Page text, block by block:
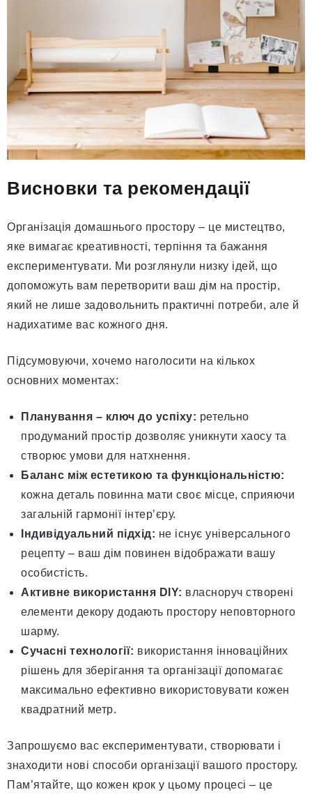
Висновки та рекомендації
Організація домашнього простору – це мистецтво,
яке вимагає креативності, терпіння та бажання
експериментувати. Ми розглянули низку ідей, що
допоможуть вам перетворити ваш дім на простір,
який не лише задовольнить практичні потреби, але й
надихатиме вас кожного дня.
Підсумовуючи, хочемо наголосити на кількох
основних моментах:
Планування – ключ до успіху: ретельно
продуманий простір дозволяє уникнути хаосу та
створює умови для натхнення.
Баланс між естетикою та функціональністю:
кожна деталь повинна мати своє місце, сприяючи
загальній гармонії інтер’єру.
Індивідуальний підхід: не існує універсального
рецепту – ваш дім повинен відображати вашу
особистість.
Активне використання DIY: власноруч створені
елементи декору додають простору неповторного
шарму.
Сучасні технології: використання інноваційних
рішень для зберігання та організації допомагає
максимально ефективно використовувати кожен
квадратний метр.
Запрошуємо вас експериментувати, створювати і
знаходити нові способи організації вашого простору.
Пам’ятайте, що кожен крок у цьому процесі – це